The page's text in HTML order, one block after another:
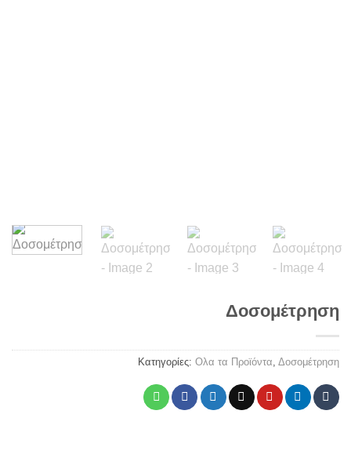
Δοσομέτρηση
Κατηγορίες: Ολα τα Προϊόντα, Δοσομέτρηση